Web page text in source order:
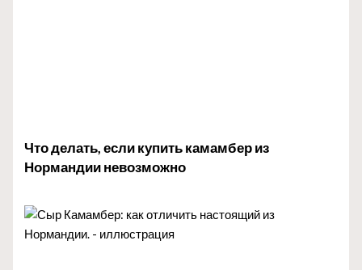
Что делать, если купить камамбер из
Нормандии невозможно